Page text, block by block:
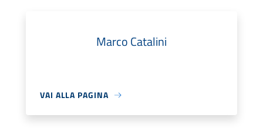
Marco Catalini
VAI ALLA PAGINA